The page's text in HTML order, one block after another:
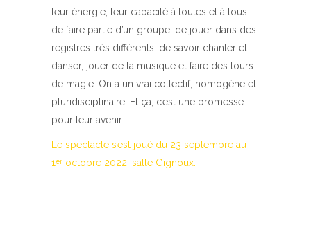
leur énergie, leur capacité à toutes et à tous
de faire partie d’un groupe, de jouer dans des
registres très différents, de savoir chanter et
danser, jouer de la musique et faire des tours
de magie. On a un vrai collectif, homogène et
pluridisciplinaire. Et ça, c’est une promesse
pour leur avenir.
Le spectacle s’est joué du 23 septembre au
1er octobre 2022, salle Gignoux.